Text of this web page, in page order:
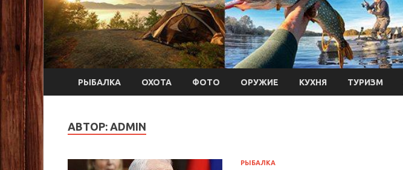
РЫБАЛКА ОХОТА ФОТО ОРУЖИЕ КУХНЯ ТУРИЗМ
АВТОР: ADMIN
РЫБАЛКА